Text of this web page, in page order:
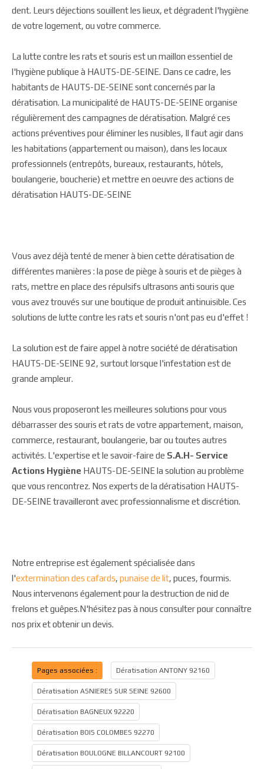
dent. Leurs déjections souillent les lieux, et dégradent l'hygiène
de votre logement, ou votre commerce.
La lutte contre les rats et souris est un maillon essentiel de
l'hygiène publique à HAUTS-DE-SEINE. Dans ce cadre, les
habitants de HAUTS-DE-SEINE sont concernés par la
dératisation. La municipalité de HAUTS-DE-SEINE organise
régulièrement des campagnes de dératisation. Malgré ces
actions préventives pour éliminer les nusibles, Il faut agir dans
les habitations (appartement ou maison), dans les locaux
professionnels (entrepôts, bureaux, restaurants, hôtels,
boulangerie, boucherie) et mettre en oeuvre des actions de
dératisation HAUTS-DE-SEINE
Vous avez déjà tenté de mener à bien cette dératisation de
différentes manières : la pose de piège à souris et de pièges à
rats, mettre en place des répulsifs ultrasons anti souris que
vous avez trouvés sur une boutique de produit antinuisible. Ces
solutions de lutte contre les rats et souris n'ont pas eu d'effet !
La solution est de faire appel à notre société de dératisation
HAUTS-DE-SEINE 92, surtout lorsque l'infestation est de
grande ampleur.
Nous vous proposeront les meilleures solutions pour vous
débarrasser des souris et rats de votre appartement, maison,
commerce, restaurant, boulangerie, bar ou toutes autres
activités. L'expertise et le savoir-faire de S.A.H- Service
Actions Hygiène HAUTS-DE-SEINE la solution au problème
que vous rencontrez. Nos experts de la dératisation HAUTS-
DE-SEINE travailleront avec professionnalisme et discrétion.
Notre entreprise est également spécialisée dans
l'extermination des cafards, punaise de lit, puces, fourmis.
Nous intervenons également pour la destruction de nid de
frelons et guêpes.N'hésitez pas à nous consulter pour connaître
nos prix et obtenir un devis.
Pages associées : Dératisation ANTONY 92160
Dératisation ASNIERES SUR SEINE 92600
Dératisation BAGNEUX 92220
Dératisation BOIS COLOMBES 92270
Dératisation BOULOGNE BILLANCOURT 92100